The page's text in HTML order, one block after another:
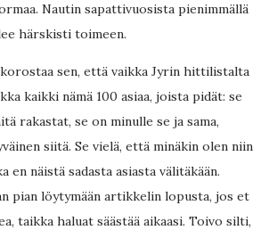
Nautin sapattivuosista pienimmällä
härskisti toimeen.
sen, että vaikka Jyrin hittilistalta
kaikki nämä 100 asiaa, joista pidät: se
rakastat, se on minulle se ja sama,
siitä. Se vielä, että minäkin olen niin
en näistä sadasta asiasta välitäkään.
pian löytymään artikkelin lopusta, jos et
taikka haluat säästää aikaasi. Toivo silti,